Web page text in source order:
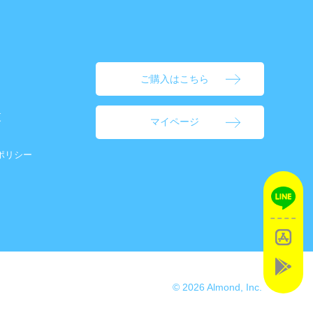
リシー
ご購入はこちら
マイページ
© 2026 Almond, Inc.